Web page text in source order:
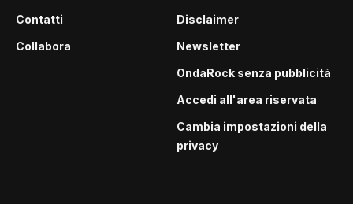
Contatti
Collabora
Disclaimer
Newsletter
OndaRock senza pubblicità
Accedi all'area riservata
Cambia impostazioni della
privacy